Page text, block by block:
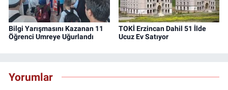
Bilgi Yarışmasını Kazanan 11
Öğrenci Umreye Uğurlandı
TOKİ Erzincan Dahil 51 İlde
Ucuz Ev Satıyor
Yorumlar